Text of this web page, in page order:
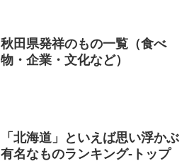
秋田県発祥のもの一覧（食べ
物・企業・文化など）
「北海道」といえば思い浮かぶ
有名なものランキング-トップ